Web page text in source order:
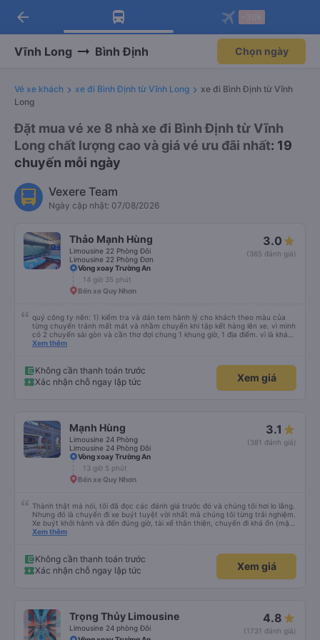
Tải app Vexere ngay!
Nhận ưu đãi thành viên độc
Mở app
Tải app Vexere
-30k/ghế khi đặt vé máy bay qua
Mở app
arrow_back
Vĩnh Long Bình Định Chọn ngày
Vé xe khách xe đi Bình Định từ Vĩnh Long
xe đi Bình Định từ Vĩnh
Long
Đặt mua vé xe 8 nhà xe đi Bình Định từ Vĩnh
Long chất lượng cao và giá vé ưu đãi nhất: 19
chuyến mỗi ngày
Vexere Team
Ngày cập nhật: 07/08/2026
Thảo Mạnh Hùng
Limousine 22 Phòng Đôi
Limousine 22 Phòng Đơn
3.0
(365 đánh giá)
Vòng xoay Trường An
14 giờ 35 phút
Bến xe Quy Nhơn
quý công ty nên: 1) kiểm tra và dán tem hành lý cho khách theo màu của
từng chuyến tránh mất mát và nhầm chuyến khi tập kết hàng lên xe. vì mình
có 2 chuyến sài gòn và cần thơ đợi chung 1 khung giờ, 1 địa điểm. vì là khách
thân thiết của quý công ty nên rất hài lòng và tin tưởng. tuy nhiên rất mong
thì chắc chắn quy công ty là nhà xe được yêu thích và lựa chọn số 1 quy
nhơn. rất cảm ơn quý anh chị em cty cũng như chị Thảo đã lắng nghe và
tiếp nhận. " khách hàng thân thiết nhiều năm của nhà xe từ thời sinh viên"
Xem thêm
Không cần thanh toán trước
Xác nhận chỗ ngay lập tức
Xem giá
Mạnh Hùng
Limousine 24 Phòng
Limousine 24 Phòng Đôi
3.1
(381 đánh giá)
Vòng xoay Trường An
13 giờ 5 phút
Bến xe Quy Nhơn
Thành thật mà nói, tôi đã đọc các đánh giá trước đó và chúng tôi hơi lo lắng.
Nhưng đó là chuyến đi xe buýt tuyệt vời nhất mà chúng tôi từng trải nghiệm.
Xe buýt khởi hành và đến đúng giờ, tài xế thân thiện, chuyến đi khá ổn (mặc
dù vẫn hơi xóc, nhưng đó là đặc trưng của Việt Nam ^^), và chỗ ngồi thoải
Xem thêm
Không cần thanh toán trước
Xác nhận chỗ ngay lập tức
Xem giá
Trọng Thủy Limousine
Limousine 24 phòng Đôi
4.8
(1731 đánh giá)